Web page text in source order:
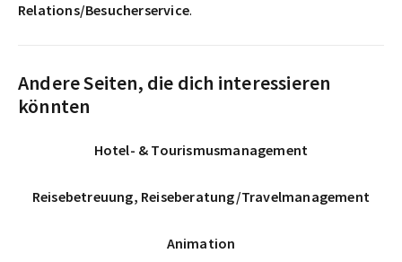
Relations/Besucherservice.
Andere Seiten, die dich interessieren
könnten
Hotel- & Tourismusmanagement
Reisebetreuung, Reiseberatung/Travelmanagement
Animation